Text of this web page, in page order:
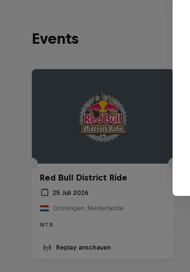
Events
Red Bull District Ride
25 Juli 2026
Groningen, Niederlande
MTB
Replay anschauen